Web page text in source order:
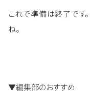
これで準備は終了です
ね。
▼編集部のおすすめ